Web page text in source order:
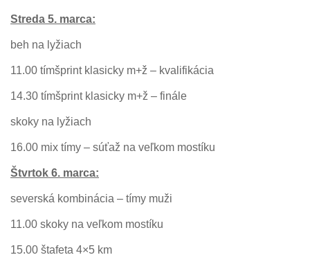
Streda 5. marca:
beh na lyžiach
11.00 tímšprint klasicky m+ž – kvalifikácia
14.30 tímšprint klasicky m+ž – finále
skoky na lyžiach
16.00 mix tímy – súťaž na veľkom mostíku
Štvrtok 6. marca:
severská kombinácia – tímy muži
11.00 skoky na veľkom mostíku
15.00 štafeta 4×5 km